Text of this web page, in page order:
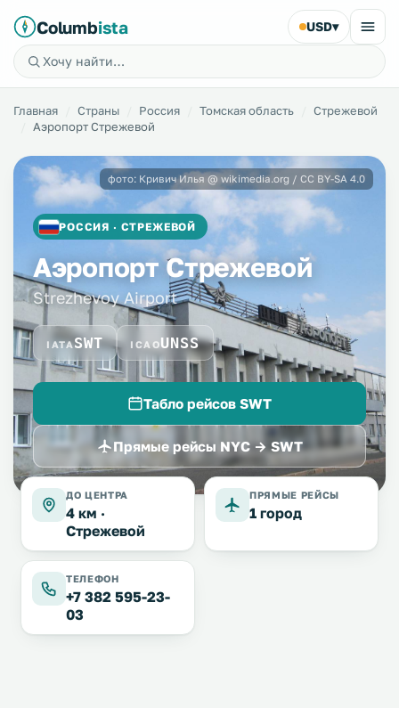
Columbista USD▾
Главная Страны Россия Томская область
Стрежевой
Аэропорт Стрежевой
РОССИЯ · СТРЕЖЕВОЙ
Аэропорт Стрежевой
Strezhevoy Airport
IATASWT ICAOUNSS
Табло рейсов SWT
Прямые рейсы NYC → SWT
фото: Кривич Илья @ wikimedia.org / CC BY-SA 4.0
ДО ЦЕНТРА
4 км ·
Стрежевой
ПРЯМЫЕ РЕЙСЫ
1 город
ТЕЛЕФОН
+7 382 595-23-
03